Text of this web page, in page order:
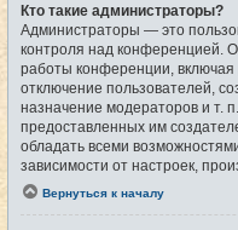
Кто такие администраторы?
Администраторы — это
контроля над конференцией.
работы конференции, включая
отключение пользователей,
назначение модераторов и т.
предоставленных им
обладать всеми
зависимости от настроек,
Вернуться к началу